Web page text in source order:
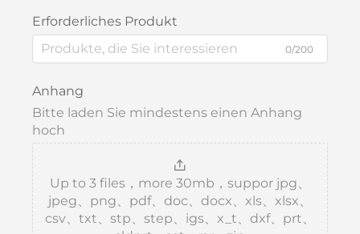
Erforderliches Produkt
0/200
Anhang
Bitte laden Sie mindestens einen Anhang
hoch
Up to 3 files，more 30mb，suppor jpg、
jpeg、png、pdf、doc、docx、xls、xlsx、
csv、txt、stp、step、igs、x_t、dxf、prt、